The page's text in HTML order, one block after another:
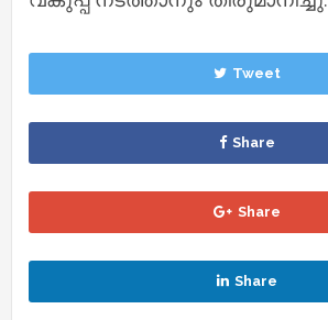
Tweet
Share
Share
Share